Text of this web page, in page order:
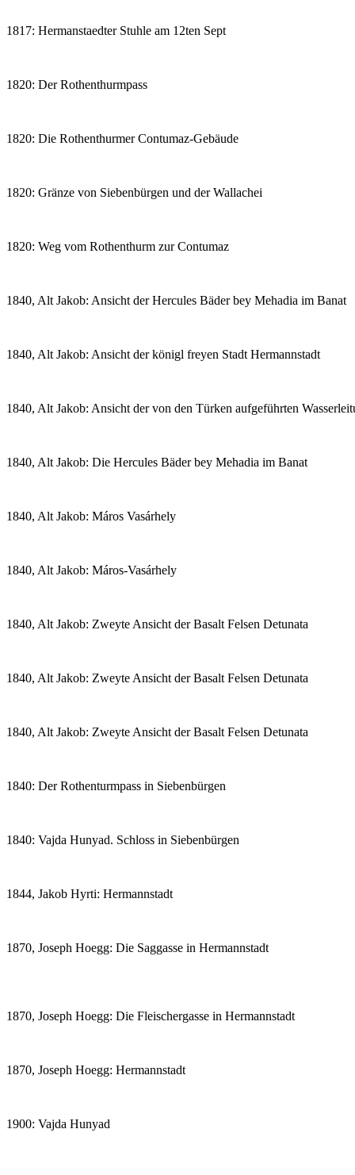
1817: Hermanstaedter Stuhle am 12ten Sept
1820: Der Rothenthurmpass
1820: Die Rothenthurmer Contumaz-Gebäude
1820: Gränze von Siebenbürgen und der Wallachei
1820: Weg vom Rothenthurm zur Contumaz
1840, Alt Jakob: Ansicht der Hercules Bäder bey Mehadia im Banat
1840, Alt Jakob: Ansicht der königl freyen Stadt Hermannstadt
1840, Alt Jakob: Ansicht der von den Türken aufgeführten
1840, Alt Jakob: Die Hercules Bäder bey Mehadia im Banat
1840, Alt Jakob: Máros Vasárhely
1840, Alt Jakob: Máros-Vasárhely
1840, Alt Jakob: Zweyte Ansicht der Basalt Felsen Detunata
1840, Alt Jakob: Zweyte Ansicht der Basalt Felsen Detunata
1840, Alt Jakob: Zweyte Ansicht der Basalt Felsen Detunata
1840: Der Rothenturmpass in Siebenbürgen
1840: Vajda Hunyad. Schloss in Siebenbürgen
1844, Jakob Hyrti: Hermannstadt
1870, Joseph Hoegg: Die Saggasse in Hermannstadt
1870, Joseph Hoegg: Die Fleischergasse in Hermannstadt
1870, Joseph Hoegg: Hermannstadt
1900: Vajda Hunyad